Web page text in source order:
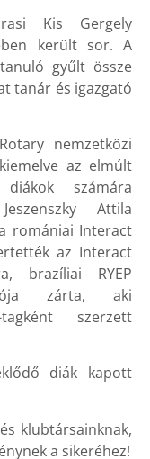
Kis Gergely
került sor. A
gyűlt össze
tanár és igazgató
nemzetközi
az elmúlt
számára
Attila
romániai Interact
az Interact
brazíliai RYEP
zárta, aki
szerzett
diák kapott
klubtársainknak,
a sikeréhez!